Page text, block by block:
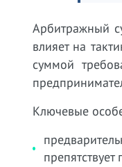
Арбитражный
влияет на
суммой
Ключевые